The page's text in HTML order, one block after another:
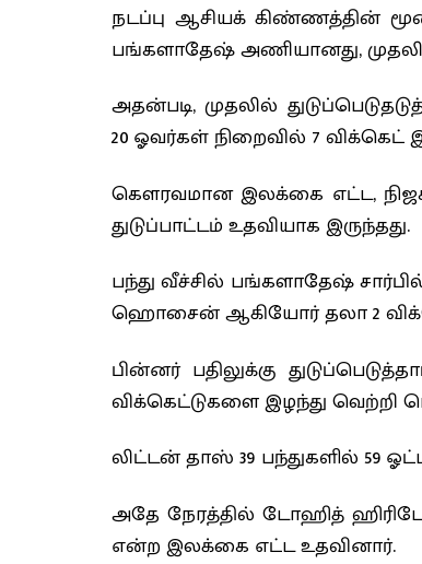
நடப்பு ஆசியக் கிண்ணத்தின்
பங்களாதேஷ் அணியானது,
அதன்படி, முதலில்
20 ஓவர்கள் நிறைவில் 7 விக்கெட்
கௌரவமான இலக்கை எட்ட, நிஜகத்
துடுப்பாட்டம் உதவியாக இருந்தது.
பந்து வீச்சில் பங்களாதேஷ்
ஹொசைன் ஆகியோர் தலா 2
பின்னர் பதிலுக்கு
விக்கெட்டுகளை இழந்து வெற்றி
லிட்டன் தாஸ் 39 பந்துகளில் 59
அதே நேரத்தில் டோஹித்
என்ற இலக்கை எட்ட உதவினார்.